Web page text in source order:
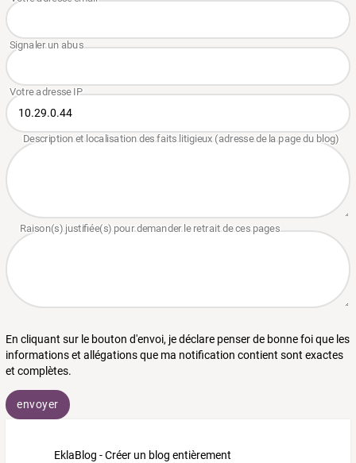
En cliquant sur le bouton d'envoi, je déclare penser de bonne foi que les
informations et allégations que ma notification contient sont exactes
et complètes.
envoyer
EklaBlog - Créer un blog entièrement